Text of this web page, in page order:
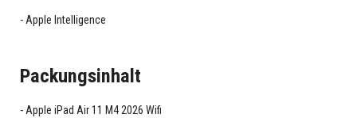
Apple Intelligence
Packungsinhalt
Apple iPad Air 11 M4 2026 Wifi